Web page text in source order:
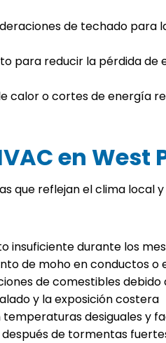
de techado para
para reducir la pérdida de
calor o cortes de energía
en West
que reflejan el clima local
insuficiente durante los
de moho en conductos o
de comestibles debido
y la exposición costera
desiguales y
después de tormentas